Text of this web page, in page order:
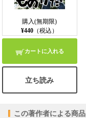
購入(無期限)
¥440 （税込）
カートに入れる
立ち読み
この著作者による商品